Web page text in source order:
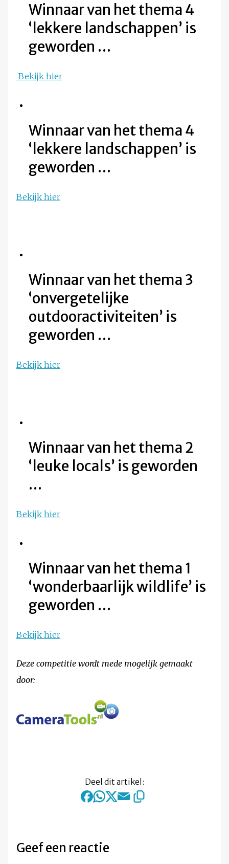
Winnaar van het thema 4
‘lekkere landschappen’ is
geworden …
Bekijk hier
Winnaar van het thema 4
‘lekkere landschappen’ is
geworden …
Bekijk hier
Winnaar van het thema 3
‘onvergetelijke
outdooractiviteiten’ is
geworden …
Bekijk hier
Winnaar van het thema 2
‘leuke locals’ is geworden
…
Bekijk hier
Winnaar van het thema 1
‘wonderbaarlijk wildlife’ is
geworden …
Bekijk hier
Deze competitie wordt mede mogelijk gemaakt
door:
Deel dit artikel:
Geef een reactie